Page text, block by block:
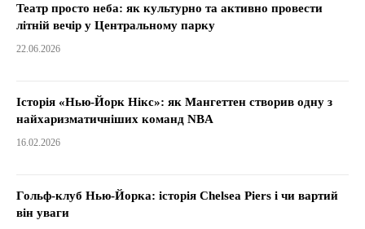
Театр просто неба: як культурно та активно провести
літній вечір у Центральному парку
22.06.2026
Історія «Нью-Йорк Нікс»: як Мангеттен створив одну з
найхаризматичніших команд NBA
16.02.2026
Гольф-клуб Нью-Йорка: історія Chelsea Piers і чи вартий
він уваги